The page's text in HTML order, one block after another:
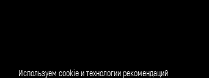
Рассылка о вкусном и полезном
Используем cookie и технологии рекомендаций